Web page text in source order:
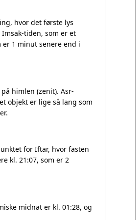
hvor det første lys
tiden, som er et
er 1 minut senere end i
himlen (zenit). Asr-
objekt er lige så lang som
for Iftar, hvor fasten
kl. 21:07, som er 2
midnat er kl. 01:28, og